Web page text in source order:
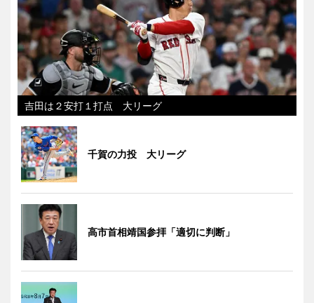
吉田は２安打１打点 大リーグ
千賀の力投 大リーグ
高市首相靖国参拝「適切に判断」